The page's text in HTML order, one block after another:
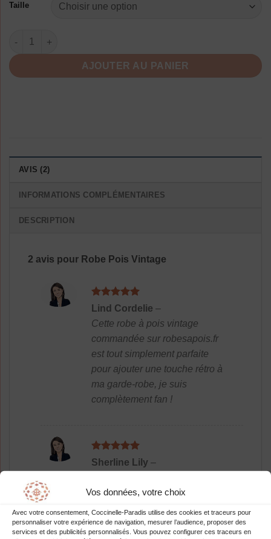
Vos données, votre choix
Avec votre consentement, Coccinelle-Paradis utilise des cookies et traceurs pour
personnaliser votre expérience de navigation, mesurer l’audience, proposer des
services et des publicités personnalisés. Vous pouvez configurer ces traceurs en
67,99 €
Taille
quantité de Robe Pois Vintage
AJOUTER AU PANIER
AVIS (2)
INFORMATIONS COMPLÉMENTAIRES
DESCRIPTION
2 avis pour Robe Pois Vintage
Note 5sur
Lind Cordelie –
Cette robe à pois vintage
commandée sur robesapois.fr
est tout simplement parfaite
pour ajouter une touche rétro à
ma garde-robe, je suis
complètement fan !
Note5sur
5
Sherline Lily –